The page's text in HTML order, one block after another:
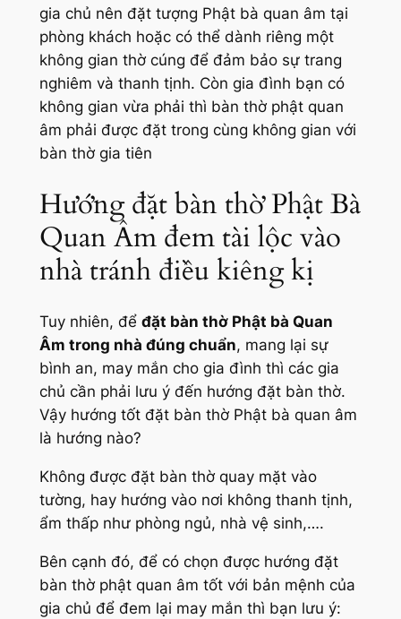
gia chủ nên đặt tượng Phật bà quan âm tại
phòng khách hoặc có thể dành riêng một
không gian thờ cúng để đảm bảo sự trang
nghiêm và thanh tịnh. Còn gia đình bạn có
không gian vừa phải thì bàn thờ phật quan
âm phải được đặt trong cùng không gian với
bàn thờ gia tiên
Hướng đặt bàn thờ Phật Bà
Quan Âm đem tài lộc vào
nhà tránh điều kiêng kị
Tuy nhiên, để đặt bàn thờ Phật bà Quan
Âm trong nhà đúng chuẩn, mang lại sự
bình an, may mắn cho gia đình thì các gia
chủ cần phải lưu ý đến hướng đặt bàn thờ.
Vậy hướng tốt đặt bàn thờ Phật bà quan âm
là hướng nào?
Không được đặt bàn thờ quay mặt vào
tường, hay hướng vào nơi không thanh tịnh,
ẩm thấp như phòng ngủ, nhà vệ sinh,….
Bên cạnh đó, để có chọn được hướng đặt
bàn thờ phật quan âm tốt với bản mệnh của
gia chủ để đem lại may mắn thì bạn lưu ý: